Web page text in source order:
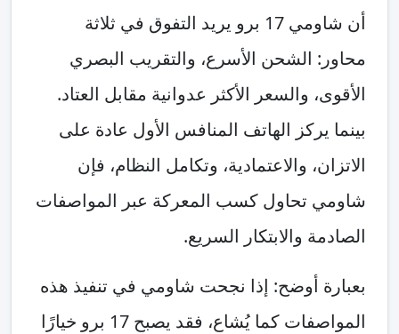
أن شاومي 17 برو يريد التفوق في ثلاثة
محاور: الشحن الأسرع، والتقريب البصري
الأقوى، والسعر الأكثر عدوانية مقابل العتاد.
بينما يركز الهاتف المنافس الأول عادة على
الاتزان، والاعتمادية، وتكامل النظام، فإن
شاومي تحاول كسب المعركة عبر المواصفات
الصادمة والابتكار السريع.
بعبارة أوضح: إذا نجحت شاومي في تنفيذ هذه
المواصفات كما يُشاع، فقد يصبح 17 برو خيارًا